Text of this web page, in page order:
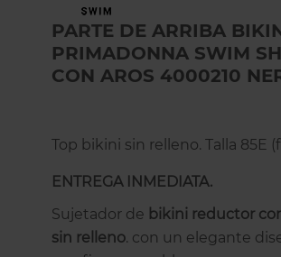
PARTE DE ARRIBA
PRIMADONNA SWIM
CON AROS 4000210
Top bikini sin relleno. Talla 85E
ENTREGA INMEDIATA.
Sujetador de bikini reductor
sin relleno. con un elegante
images
gallery